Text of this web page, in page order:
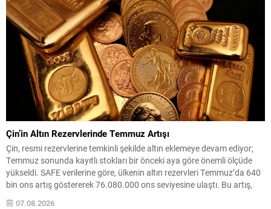
Çin’in Altın Rezervlerinde Temmuz Artışı
Çin, resmi rezervlerine temkinli şekilde altın eklemeye devam ediyor;
Temmuz sonunda kayıtlı stokları bir önceki aya göre önemli ölçüde
yükseldi. SAFE verilerine göre, ülkenin altın rezervleri Temmuz’da 640
bin ons artış göstererek 76.080.000 ons seviyesine ulaştı. Bu artış,
Çin’in aylık alımlarında yıl içinde dikkat çeken bir yükselişi temsil
07.08.2026